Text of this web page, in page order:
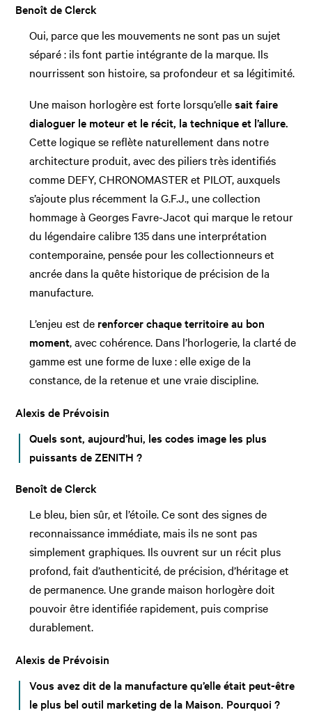
Benoît de Clerck
Oui, parce que les mouvements ne sont pas un sujet
séparé : ils font partie intégrante de la marque. Ils
nourrissent son histoire, sa profondeur et sa légitimité.
Une maison horlogère est forte lorsqu’ellesait faire
dialoguer le moteur et le récit, la technique et l’allure.
Cette logique se reflète naturellement dans notre
architecture produit, avec des piliers très identifiés
comme DEFY, CHRONOMASTER et PILOT, auxquels
s’ajoute plus récemment la G.F.J., une collection
hommage à Georges Favre-Jacot qui marque le retour
du légendaire calibre 135 dans une interprétation
contemporaine, pensée pour les collectionneurs et
ancrée dans la quête historique de précision de la
manufacture.
L’enjeu est de renforcer chaque territoire au bon
moment, avec cohérence. Dans l’horlogerie, la clarté de
gamme est une forme de luxe : elle exige de la
constance, de la retenue et une vraie discipline.
Alexis de Prévoisin
Quels sont, aujourd’hui, les codes image les plus
puissants de ZENITH ?
Benoît de Clerck
Le bleu, bien sûr, et l’étoile. Ce sont des signes de
reconnaissance immédiate, mais ils ne sont pas
simplement graphiques. Ils ouvrent sur un récit plus
profond, fait d’authenticité, de précision, d’héritage et
de permanence. Une grande maison horlogère doit
pouvoir être identifiée rapidement, puis comprise
durablement.
Alexis de Prévoisin
Vous avez dit de la manufacture qu’elle était peut-être
le plus bel outil marketing de la Maison. Pourquoi ?